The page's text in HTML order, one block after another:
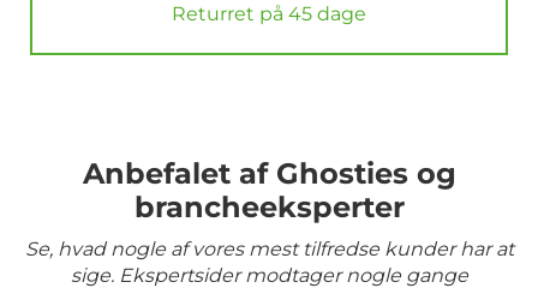
Returret på 45 dage
Anbefalet af Ghosties og
brancheeksperter
Se, hvad nogle af vores mest tilfredse kunder har at
sige. Ekspertsider modtager nogle gange